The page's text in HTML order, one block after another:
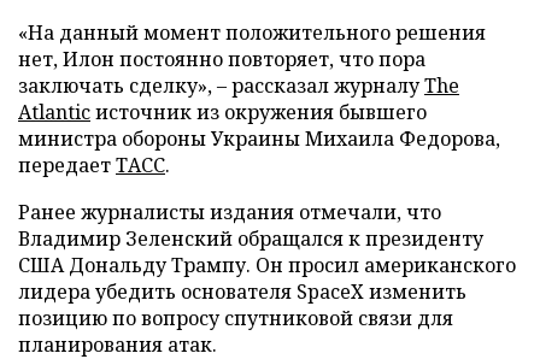
«На данный момент положительного решения
нет, Илон постоянно повторяет, что пора
заключать сделку», – рассказал журналуThe
Atlanticисточник из окружения бывшего
министра обороны Украины Михаила Федорова,
передаетТАСС.
Ранее журналисты издания отмечали, что
Владимир Зеленский обращался к президенту
США Дональду Трампу. Он просил американского
лидера убедить основателя SpaceX изменить
позицию по вопросу спутниковой связи для
планирования атак.